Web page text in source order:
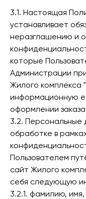
3.1. Настоящая
устанавливает
неразглашению и
которые
Администрации
Жилого комплекса
информационную
оформлении
3.2. Персональные
обработке в
Пользователем
сайт Жилого
себя следующую
3.2.1. фамилию,